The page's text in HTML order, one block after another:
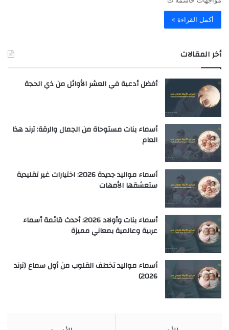
أكمل القراءة »
أخر المقالات
أفضل أدعية في العشر الأوائل من ذي الحجة
أسماء بنات مستوحاة من الجمال والرقة: ترند هذا
العام
أسماء مواليد جديدة 2026: اختيارات غير تقليدية
ستعشقها الأمهات
أسماء بنات وأولاد 2026: أحدث قائمة أسماء
عربية وعالمية بمعاني مميزة
أسماء مواليد تخطف القلوب من أول سماع (ترند
2026)